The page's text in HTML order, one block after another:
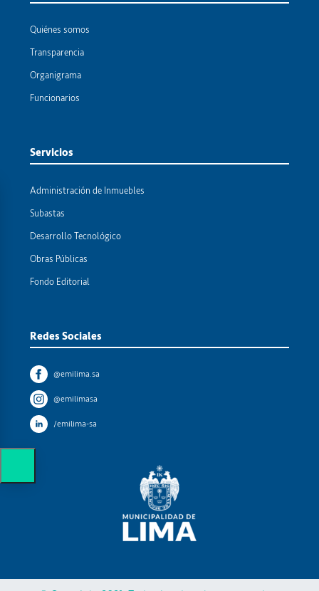
Quiénes somos
Transparencia
Organigrama
Funcionarios
Servicios
Administración de Inmuebles
Subastas
Desarrollo Tecnológico
Obras Públicas
Fondo Editorial
Redes Sociales
@emilima.sa
@emilimasa
/emilima-sa